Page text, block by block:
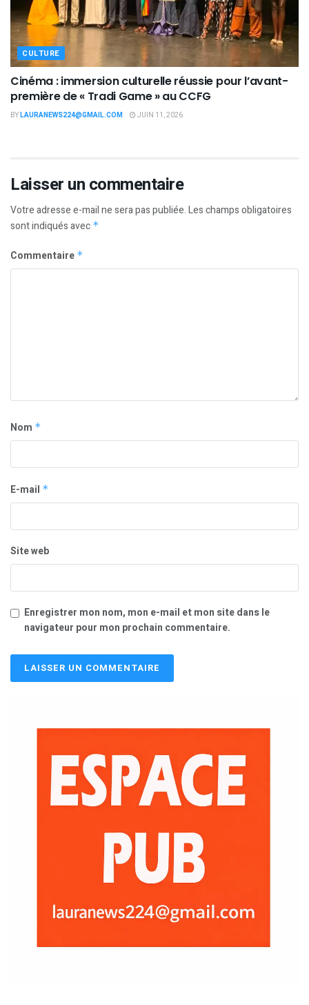
CULTURE
Cinéma : immersion culturelle réussie pour l’avant-
première de « Tradi Game » au CCFG
BYLAURANEWS224@GMAIL.COM JUIN 11, 2026
Laisser un commentaire
Votre adresse e-mail ne sera pas publiée.Les champs obligatoires
sont indiqués avec *
Commentaire *
Nom *
E-mail *
Site web
Enregistrer mon nom, mon e-mail et mon site dans le
navigateur pour mon prochain commentaire.